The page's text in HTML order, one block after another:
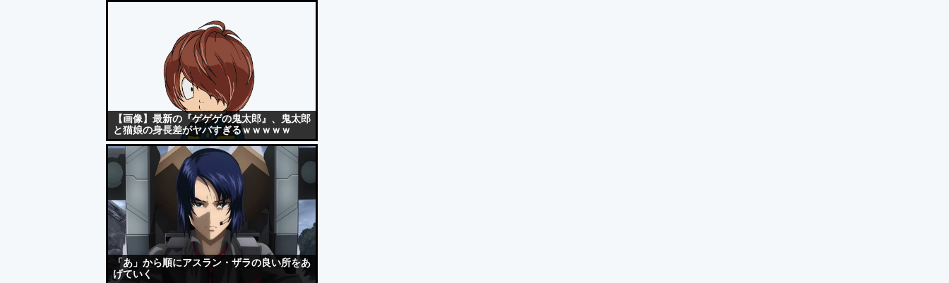
【画像】最新の『ゲゲゲの鬼太郎』、鬼太郎
と猫娘の身長差がヤバすぎるｗｗｗｗｗ
「あ」から順にアスラン・ザラの良い所をあ
げていく